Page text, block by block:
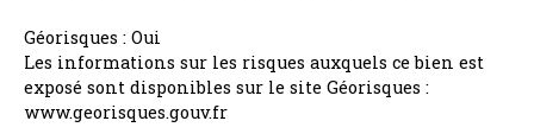
Géorisques : Oui
Les informations sur les risques auxquels ce bien est
exposé sont disponibles sur le site Géorisques :
www.georisques.gouv.fr